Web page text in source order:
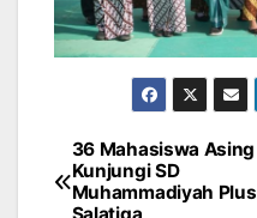
Post
36 Mahasiswa Asing
Kunjungi SD
Muhammadiyah Plus